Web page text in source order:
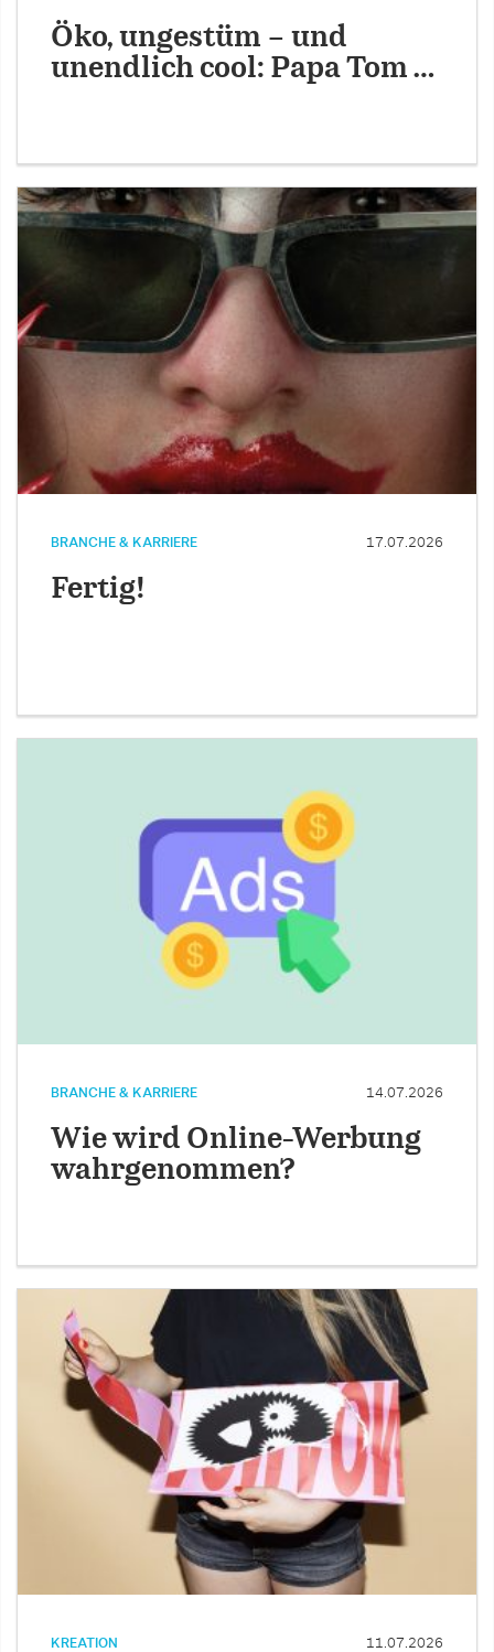
Öko, ungestüm – und
unendlich cool: Papa Tom …
BRANCHE & KARRIERE 17.07.2026
Fertig!
BRANCHE & KARRIERE 14.07.2026
Wie wird Online-Werbung
wahrgenommen?
KREATION 11.07.2026